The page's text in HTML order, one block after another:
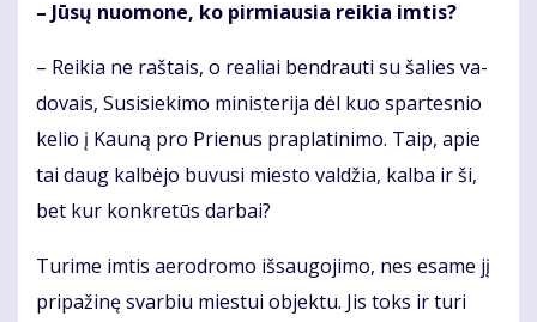
– Jū­sų nuo­mo­ne, ko pir­miau­sia rei­kia im­tis?
– Rei­kia ne raš­tais, o re­a­liai ben­drau­ti su ša­lies va­
do­vais, Su­si­sie­ki­mo mi­nis­te­ri­ja dėl kuo spar­tes­nio
ke­lio į Kau­ną pro Prie­nus pra­pla­ti­ni­mo. Taip, apie
tai daug kal­bė­jo bu­vu­si mies­to val­džia, kal­ba ir ši,
bet kur kon­kre­tūs dar­bai?
Tu­ri­me im­tis ae­ro­dro­mo iš­sau­go­ji­mo, nes esa­me jį
pri­pa­ži­nę svar­biu mies­tui ob­jek­tu. Jis toks ir tu­ri